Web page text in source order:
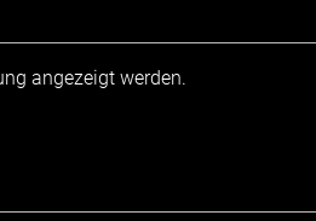
angezeigt werden.